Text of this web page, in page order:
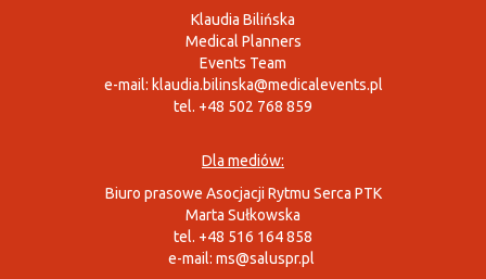
Klaudia Bilińska
Medical Planners
Events Team
e-mail: klaudia.bilinska@medicalevents.pl
tel. +48 502 768 859
Dla mediów:
Biuro prasowe Asocjacji Rytmu Serca PTK
Marta Sułkowska
tel. +48 516 164 858
e-mail: ms@saluspr.pl